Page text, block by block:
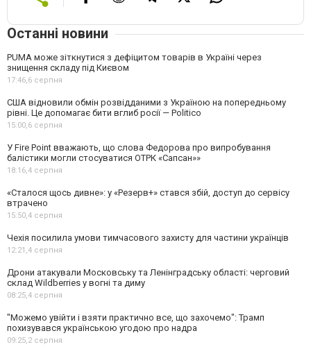
Останні новини
PUMA може зіткнутися з дефіцитом товарів в Україні через
знищення складу під Києвом
17:46,6 серпня
США відновили обмін розвідданими з Україною на попередньому
рівні. Це допомагає бити вглиб росії — Politico
15:00,6 серпня
У Fire Point вважають, що слова Федорова про випробування
балістики могли стосуватися ОТРК «Сапсан»»
18:16,4 серпня
«Сталося щось дивне»: у «Резерв+» стався збій, доступ до сервісу
втрачено
15:50,4 серпня
Чехія посилила умови тимчасового захисту для частини українців
12:21,4 серпня
Дрони атакували Московську та Ленінградську області: черговий
склад Wildberries у вогні та диму
08:25,4 серпня
"Можемо увійти і взяти практично все, що захочемо": Трамп
похизувався українською угодою про надра
09:25,2 серпня